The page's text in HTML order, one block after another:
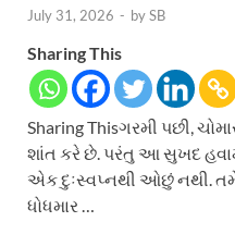
July 31, 2026 - bySB
Sharing This
Sharing Thisગરમી પછી,
શાંત કરે છે. પરંતુ આ સુખદ
એક દુઃસ્વપ્નથી ઓછું નથી.
ધોધમાર …